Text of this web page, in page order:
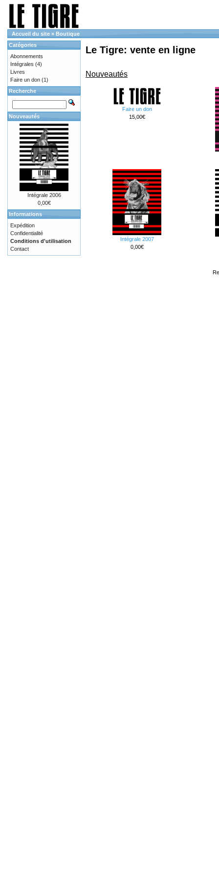
Accueil du site » Boutique
Le Tigre: vente en ligne
Nouveautés
Faire un don
15,00€
Intégrale 2007
0,00€
Catégories
Abonnements
Intégrales (4)
Livres
Faire un don (1)
Recherche
Nouveautés
Intégrale 2006
0,00€
Informations
Expédition
Confidentialité
Conditions d'utilisation
Contact